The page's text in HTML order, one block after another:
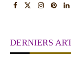
DERNIERS